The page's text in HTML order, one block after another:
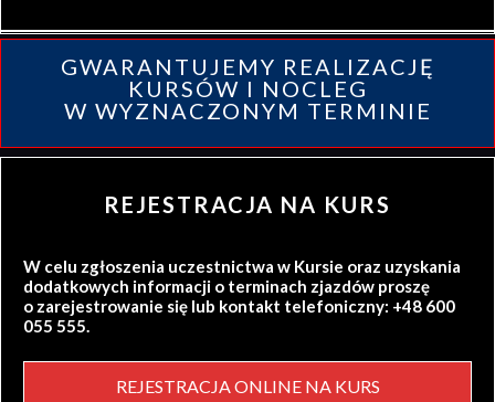
GWARANTUJEMY REALIZACJĘ
KURSÓW I NOCLEG
W WYZNACZONYM TERMINIE
REJESTRACJA NA KURS
W celu zgłoszenia uczestnictwa w Kursie oraz uzyskania
dodatkowych informacji o terminach zjazdów proszę
o zarejestrowanie się lub kontakt telefoniczny: +48 600
055 555.
REJESTRACJA ONLINE NA KURS